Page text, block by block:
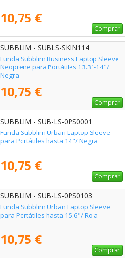
10,75 €
Comprar
SUBBLIM - SUBLS-SKIN114
Funda Subblim Business Laptop Sleeve
Neoprene para Portátiles 13.3"-14"/
Negra
10,75 €
Comprar
SUBBLIM - SUB-LS-0PS0001
Funda Subblim Urban Laptop Sleeve
para Portátiles hasta 14"/ Negra
10,75 €
Comprar
SUBBLIM - SUB-LS-0PS0103
Funda Subblim Urban Laptop Sleeve
para Portátiles hasta 15.6"/ Roja
10,75 €
Comprar